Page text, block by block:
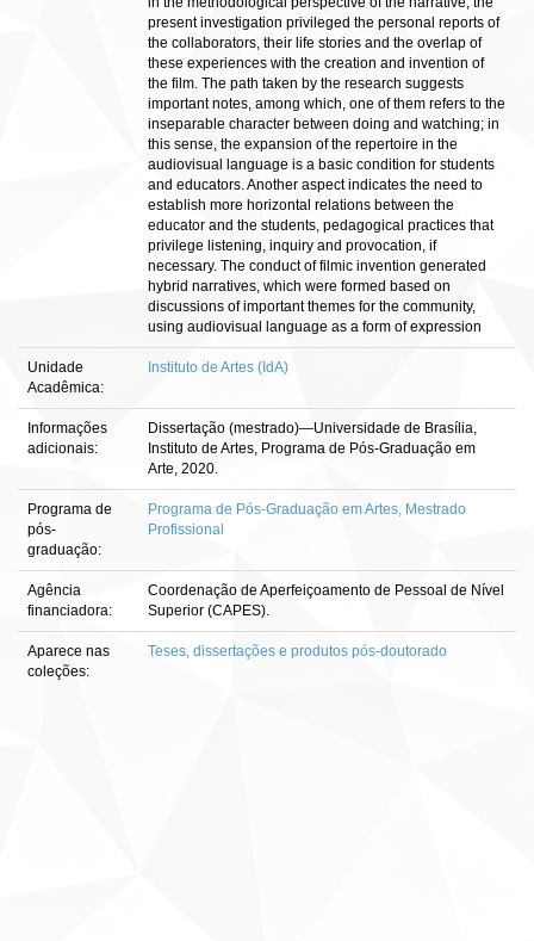
present investigation privileged the personal reports of
the collaborators, their life stories and the overlap of
these experiences with the creation and invention of
the film. The path taken by the research suggests
important notes, among which, one of them refers to the
inseparable character between doing and watching; in
this sense, the expansion of the repertoire in the
audiovisual language is a basic condition for students
and educators. Another aspect indicates the need to
establish more horizontal relations between the
educator and the students, pedagogical practices that
privilege listening, inquiry and provocation, if
necessary. The conduct of filmic invention generated
hybrid narratives, which were formed based on
discussions of important themes for the community,
using audiovisual language as a form of expression
Unidade
Acadêmica:
Instituto de Artes (IdA)
Informações
adicionais:
Dissertação (mestrado)—Universidade de Brasília,
Instituto de Artes, Programa de Pós-Graduação em
Arte, 2020.
Programa de
pós-
graduação:
Programa de Pós-Graduação em Artes, Mestrado
Profissional
Agência
financiadora:
Coordenação de Aperfeiçoamento de Pessoal de Nível
Superior (CAPES).
Aparece nas
coleções:
Teses, dissertações e produtos pós-doutorado